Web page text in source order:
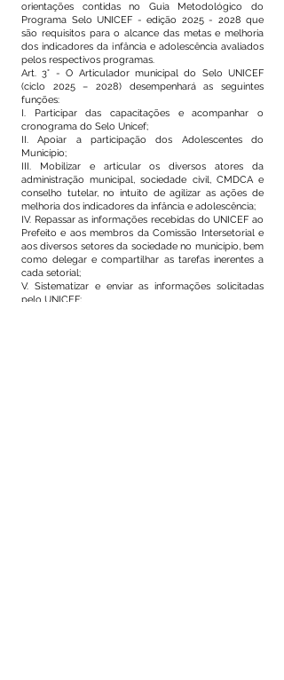
orientações contidas no Guia Metodológico do
Programa Selo UNICEF - edição 2025 - 2028 que
são requisitos para o alcance das metas e melhoria
dos indicadores da infância e adolescência avaliados
pelos respectivos programas.
Art. 3° - O Articulador municipal do Selo UNICEF
(ciclo 2025 – 2028) desempenhará as seguintes
funções:
I. Participar das capacitações e acompanhar o
cronograma do Selo Unicef;
II. Apoiar a participação dos Adolescentes do
Município;
III. Mobilizar e articular os diversos atores da
administração municipal, sociedade civil, CMDCA e
conselho tutelar, no intuito de agilizar as ações de
melhoria dos indicadores da infância e adolescência;
IV. Repassar as informações recebidas do UNICEF ao
Prefeito e aos membros da Comissão Intersetorial e
aos diversos setores da sociedade no município, bem
como delegar e compartilhar as tarefas inerentes a
cada setorial;
V. Sistematizar e enviar as informações solicitadas
pelo UNICEF;